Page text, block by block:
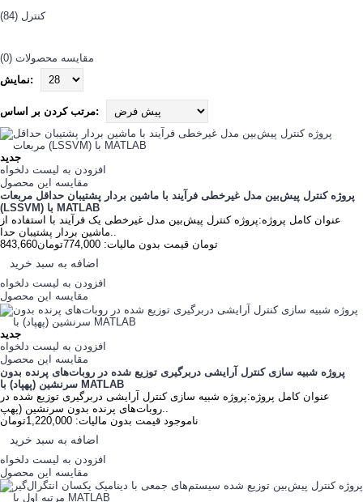
کنترل (84)
مقایسه محصولات (0)
نمایش:
مرتب کردن بر اساس:
جدید
افزودن به لیست دلخواه
مقایسه این محصول
پروژه کنترل پیش‌بین مدل غیرخطی فرآیند با ماشین بردار پشتیبان حداقل مربعات
(LSSVM) با MATLAB
عنوان کامل پروژه:پروژه کنترل پیش‌بین مدل غیرخطی یک فرآیند با استفاده از
ماشین بردار پشتیبان حدا..
843,660تومان قیمت بدون مالیات: 774,000تومان
اضافه به سبد خرید
افزودن به لیست دلخواه
مقایسه این محصول
جدید
افزودن به لیست دلخواه
مقایسه این محصول
پروژه شبیه سازی کنترل آرایشی دربرگیری توزیع شده در روبات‌های پرنده بدون
سرنشین (پهپاد) با MATLAB
عنوان کامل پروژه:پروژه شبیه سازی کنترل آرایشی دربرگیری توزیع شده در
ناموجود قیمت بدون مالیات: 1,220,000تومان
اضافه به سبد خرید
افزودن به لیست دلخواه
مقایسه این محصول